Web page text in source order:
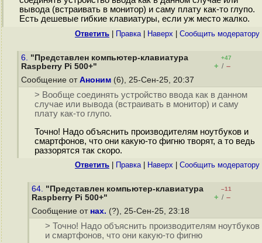
вывода (встраивать в монитор) и саму плату как-то глупо.
Есть дешевые гибкие клавиатуры, если уж место жалко.
Ответить Правка| Наверх Cообщить модератору
6. "Представлен компьютер-клавиатура
Raspberry Pi 500+"
+47
+ / –
Сообщение от Аноним (6), 25-Сен-25, 20:37
> Вообще соединять устройство ввода как в данном
случае или вывода (встраивать в монитор) и саму
плату как-то глупо.
Точно! Надо объяснить производителям ноутбуков и
смартфонов, что они какую-то фигню творят, а то ведь
раззорятся так скоро.
Ответить Правка| Наверх Cообщить модератору
64. "Представлен компьютер-клавиатура
Raspberry Pi 500+"
–11
+ / –
Сообщение от нах. (?), 25-Сен-25, 23:18
> Точно! Надо объяснить производителям ноутбуков
и смартфонов, что они какую-то фигню